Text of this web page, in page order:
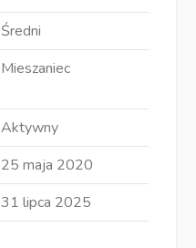
Średni
Mieszaniec
Aktywny
25 maja 2020
31 lipca 2025